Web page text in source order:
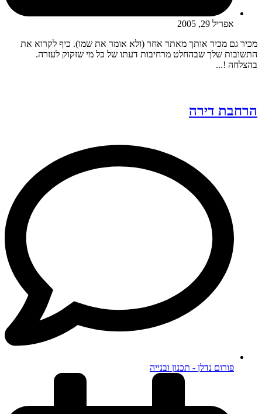
אפריל 29, 2005
מכיר גם מכיר אותך מאתר אחר (ולא אומר את שמו). כיף לקרוא את
התשובות שלך שבהחלט מרחיבות דעתו של כל מי שזקוק לעזרה.
בהצלחה !...
הרחבת דירה
פורום נדלן - תכנון ובנייה